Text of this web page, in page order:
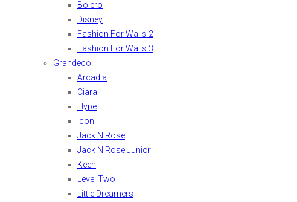
Bolero
Disney
Fashion For Walls 2
Fashion For Walls 3
Grandeco
Arcadia
Ciara
Hype
Icon
Jack N Rose
Jack N Rose Junior
Keen
Level Two
Little Dreamers